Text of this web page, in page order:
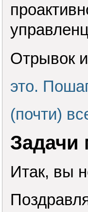
Отрывок
это.
(почти)
Задачи
Итак, вы